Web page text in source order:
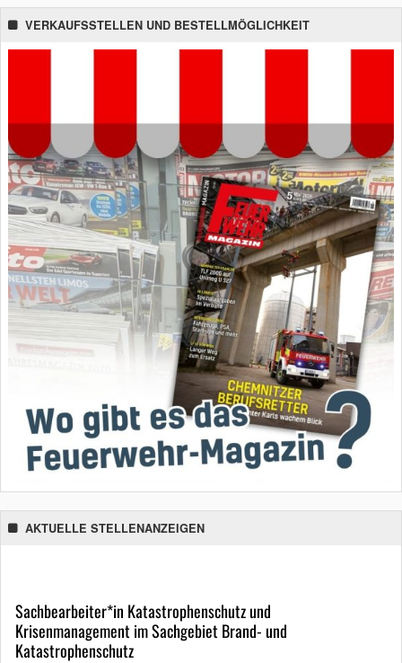
VERKAUFSSTELLEN UND BESTELLMÖGLICHKEIT
AKTUELLE STELLENANZEIGEN
Sachbearbeiter*in Katastrophenschutz und
Krisenmanagement im Sachgebiet Brand- und
Katastrophenschutz